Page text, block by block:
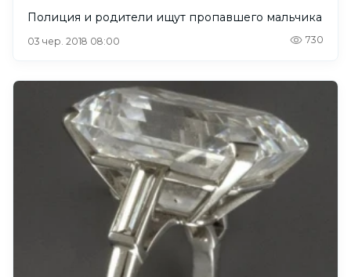
Полиция и родители ищут пропавшего мальчика
03 чер. 2018 08:00 730